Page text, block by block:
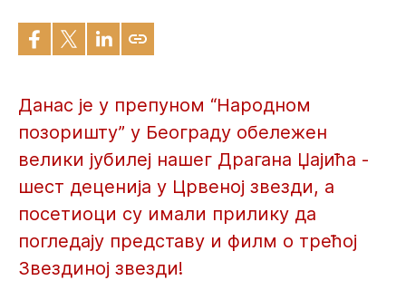
Данас је у препуном “Народном
позоришту” у Београду обележен
велики јубилеј нашег Драгана Џајића -
шест деценија у Црвеној звезди, а
посетиоци су имали прилику да
погледају представу и филм о трећој
Звездиној звезди!